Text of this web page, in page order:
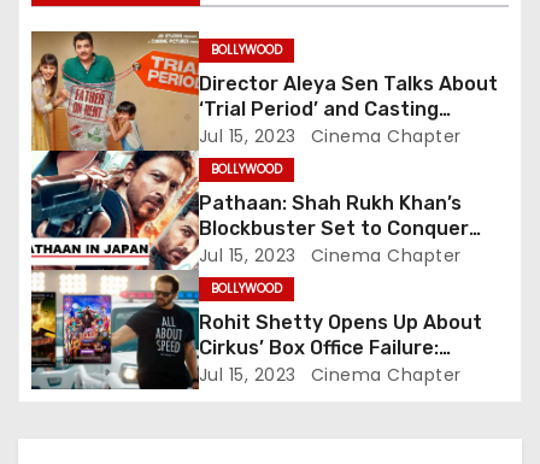
i
g
a
t
i
o
n
BOLLYWOOD
Director Aleya Sen Talks About
‘Trial Period’ and Casting
Choices for the Unconventional
Family Drama Starring Genelia
Deshmukh
Jul 15, 2023 Cinema Chapter
BOLLYWOOD
Pathaan: Shah Rukh Khan’s
Blockbuster Set to Conquer
Japanese Box Office, Aiming to
Challenge RRR’s Legacy
Jul 15, 2023 Cinema Chapter
BOLLYWOOD
Rohit Shetty Opens Up About
Cirkus’ Box Office Failure:
Embracing Accountability in
Jul 15, 2023 Cinema Chapter